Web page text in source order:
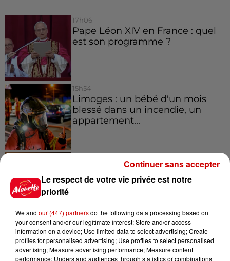
17h06
Pape Léon XIV en France : quel
est son programme ?
15h54
Limoges : un bébé d'un mois
blessé dans un incendie, un
appartement...
Éclipse solaire : découvrez les
meilleurs spots d'observation
11h51
À LA UNE : professeur
condamné, repreneurs pour
Duralex et la...
Le respect de votre vie privée est notre
priorité
We and our (447) partnersdo the following data processing based on
your consent and/or our legitimate interest: Store and/or access
information on a device; Use limited data to select advertising; Create
profiles for personalised advertising; Use profiles to select personalised
advertising; Measure advertising performance; Measure content
performance; Understand audiences through statistics or combinations
Continuer sans accepter